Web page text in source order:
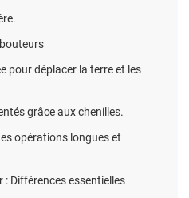
pour déplacer la terre et les
grâce aux chenilles.
opérations longues et
: Différences essentielles